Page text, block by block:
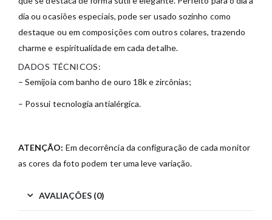
dia ou ocasiões especiais, pode ser usado sozinho como
destaque ou em composições com outros colares, trazendo
charme e espiritualidade em cada detalhe.
DADOS TÉCNICOS:
– Semijoia com banho de ouro 18k e zircônias;
– Possui tecnologia antialérgica.
ATENÇÃO: Em decorrência da configuração de cada monitor
as cores da foto podem ter uma leve variação.
AVALIAÇÕES (0)